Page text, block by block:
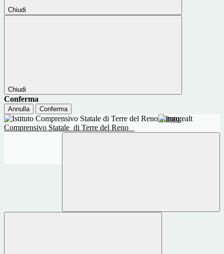
Chiudi
Chiudi
Conferma
Annulla Conferma
Istituto
Comprensivo Statale di Terre del Reno